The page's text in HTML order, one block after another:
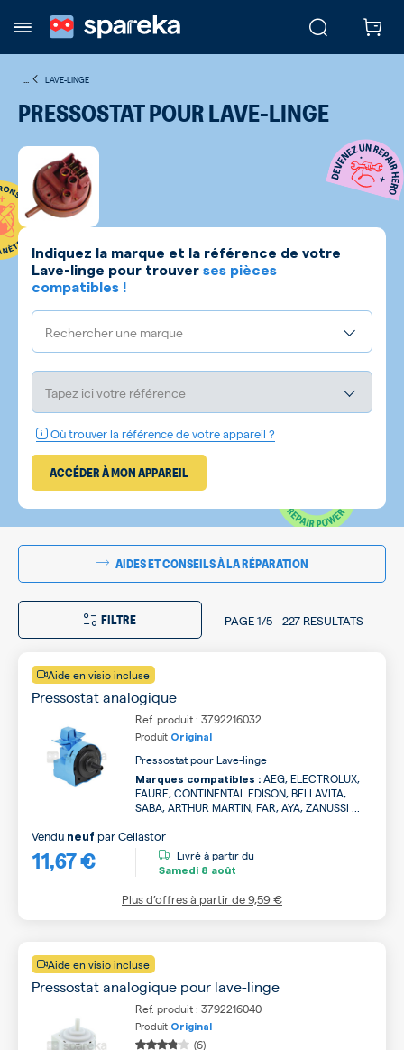
LAVE-LINGE
PRESSOSTAT POUR LAVE-LINGE
Indiquez la marque et la référence de votre
Lave-linge pour trouver ses pièces
compatibles !
Rechercher une marque
Tapez ici votre référence
Où trouver la référence de votre appareil ?
ACCÉDER À MON APPAREIL
AIDES ET CONSEILS À LA RÉPARATION
FILTRE PAGE1/5-227 RESULTATS
Aide en visio incluse
Pressostat analogique
Ref. produit : 3792216032
Produit Original
Pressostat pour Lave-linge
Marques compatibles : AEG, ELECTROLUX,
FAURE, CONTINENTAL EDISON, BELLAVITA,
SABA, ARTHUR MARTIN, FAR, AYA, ZANUSSI ...
11,67 €
Vendu neuf parCellastor
Livré à partir du
Samedi 8 août
Plus d’offres à partir de9,59 €
Aide en visio incluse
Pressostat analogique pour lave-linge
Ref. produit : 3792216040
Produit Original
(6)